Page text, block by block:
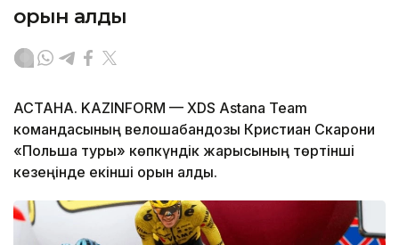
орын алды
АСТАНА. KAZINFORM — XDS Astana Team
командасының велошабандозы Кристиан Скарони
«Польша туры» көпкүндік жарысының төртінші
кезеңінде екінші орын алды.